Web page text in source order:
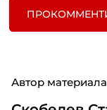
Автор материала